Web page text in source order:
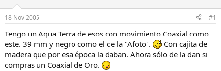
o
d
e
l
h
i
l
i
c
i
o
18 Nov 2005 #1
Tengo un Aqua Terra de esos con movimiento Coaxial como
este. 39 mm y negro como el de la "Afoto".
Con cajita de
madera que por esa época la daban. Ahora sólo de la dan si
compras un Coaxial de Oro.